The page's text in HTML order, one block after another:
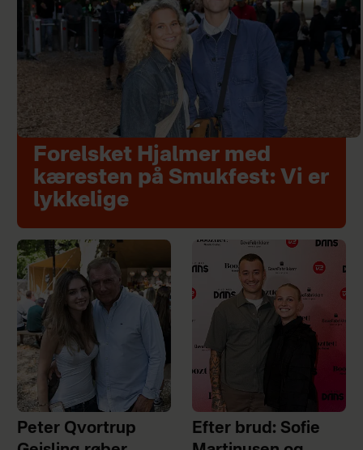
Forelsket Hjalmer med
kæresten på Smukfest: Vi er
lykkelige
Peter Qvortrup
Efter brud: Sofie